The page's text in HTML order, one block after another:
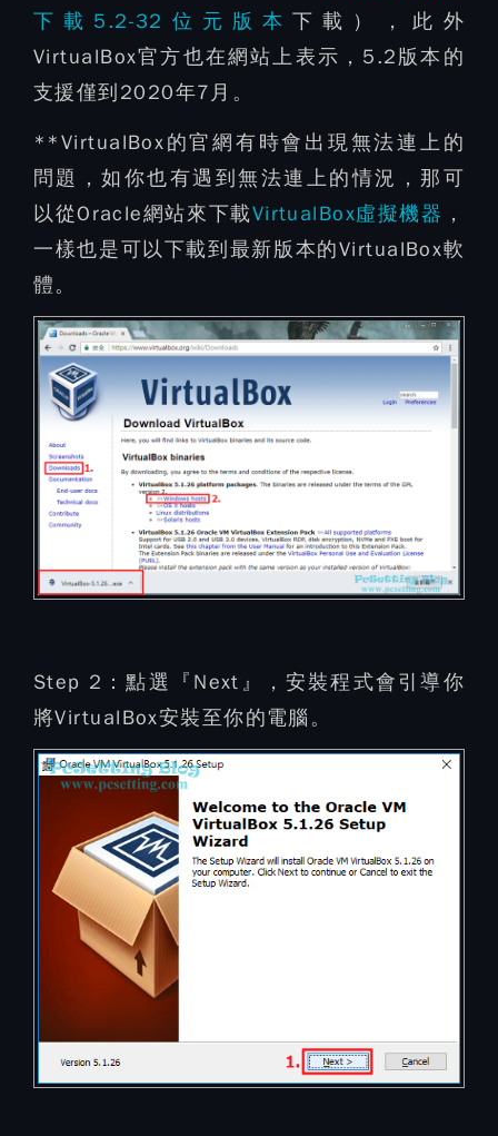
下載5.2-32位元版本 下載），此外
VirtualBox官方也在網站上表示，5.2版本的
支援僅到2020年7月。
**VirtualBox的官網有時會出現無法連上的
問題，如你也有遇到無法連上的情況，那可
以從Oracle網站來下載VirtualBox虛擬機器 ，
一樣也是可以下載到最新版本的VirtualBox軟
體。
Step 2：點選『Next』，安裝程式會引導你
將VirtualBox安裝至你的電腦。